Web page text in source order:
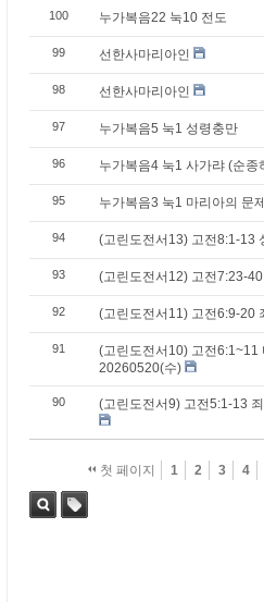
100 누가복음22 눅10 전도
99 선한사마리아인
98 선한사마리아인
97 누가복음5 눅1 성령충만
96 누가복음4 눅1 사가랴 (순종
95 누가복음3 눅1 마리아의 문
94 (고린도전서13) 고전8:1-13
93 (고린도전서12) 고전7:23-
92 (고린도전서11) 고전6:9-20
91
(고린도전서10) 고전6:1~11
20260520(수)
90 (고린도전서9) 고전5:1-13
첫 페이지 1 2 3 4